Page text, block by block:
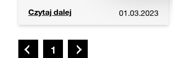
Czytaj dalej 01.03.2023
1